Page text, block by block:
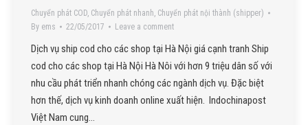
Chuyển phát COD, Chuyển phát nhanh, Chuyển phát nội thành (shipper)
By ems 22/05/2017 Leave a comment
Dịch vụ ship cod cho các shop tại Hà Nội giá cạnh tranh Ship
cod cho các shop tại Hà Nội Hà Nôi với hơn 9 triệu dân số với
nhu cầu phát triển nhanh chóng các ngành dịch vụ. Đặc biệt
hơn thế, dịch vụ kinh doanh online xuất hiện. Indochinapost
Việt Nam cung…